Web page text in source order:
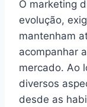
O marketing
evolução,
mantenham
acompanhar
mercado. Ao
diversos
desde as